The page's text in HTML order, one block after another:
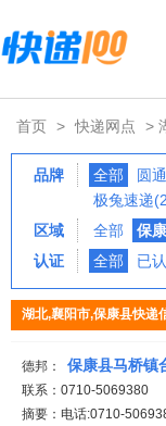
首页 > 快递网点 >
品牌 全部 圆
极兔速递
区域
全部 保
认证
全部 已
湖北,襄阳市,保康县快递
德邦： 保康县马桥镇
联系：0710-5069380
摘要：电话:0710-